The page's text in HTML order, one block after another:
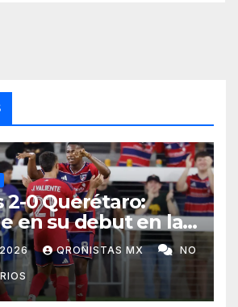
2-0 Querétaro:
en su debut en la
2026
2026 QRONISTAS MX NO